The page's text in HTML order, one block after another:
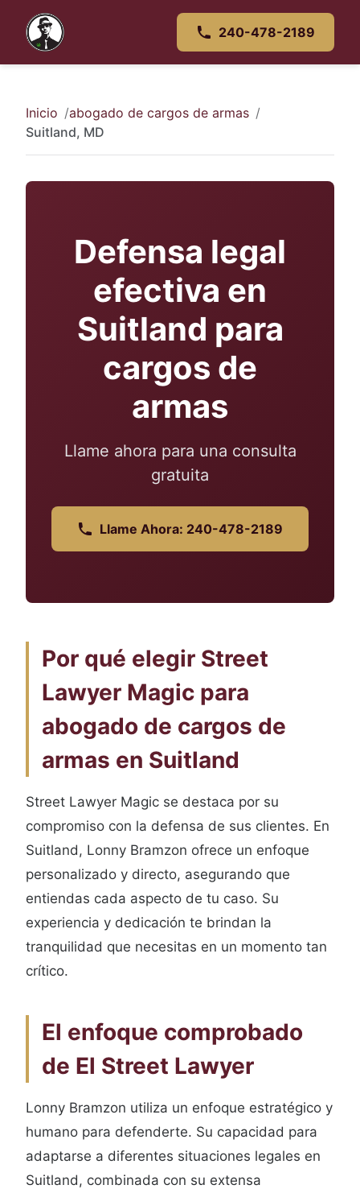
240-478-2189
Inicio
abogado de cargos de armas
Suitland, MD
Defensa legal
efectiva en
Suitland para
cargos de
armas
Llame ahora para una consulta
gratuita
Llame Ahora: 240-478-2189
Por qué elegir Street
Lawyer Magic para
abogado de cargos de
armas en Suitland
Street Lawyer Magic se destaca por su
compromiso con la defensa de sus clientes. En
Suitland, Lonny Bramzon ofrece un enfoque
personalizado y directo, asegurando que
entiendas cada aspecto de tu caso. Su
experiencia y dedicación te brindan la
tranquilidad que necesitas en un momento tan
crítico.
El enfoque comprobado
de El Street Lawyer
Lonny Bramzon utiliza un enfoque estratégico y
humano para defenderte. Su capacidad para
adaptarse a diferentes situaciones legales en
Suitland, combinada con su extensa